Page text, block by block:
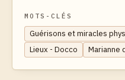
MOTS-CLÉS
Guérisons et miracles
Lieux - Docco
Marianne